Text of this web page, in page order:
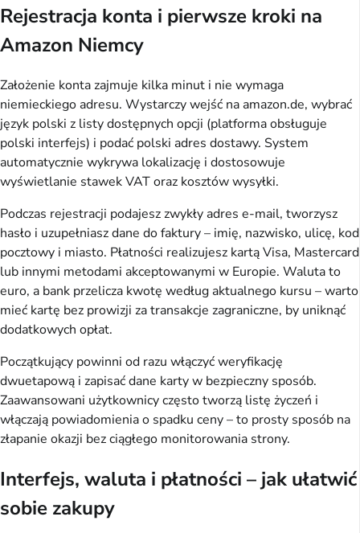
Rejestracja konta i pierwsze kroki na
Amazon Niemcy
Założenie konta zajmuje kilka minut i nie wymaga
niemieckiego adresu. Wystarczy wejść na amazon.de, wybrać
język polski z listy dostępnych opcji (platforma obsługuje
polski interfejs) i podać polski adres dostawy. System
automatycznie wykrywa lokalizację i dostosowuje
wyświetlanie stawek VAT oraz kosztów wysyłki.
Podczas rejestracji podajesz zwykły adres e-mail, tworzysz
hasło i uzupełniasz dane do faktury – imię, nazwisko, ulicę, kod
pocztowy i miasto. Płatności realizujesz kartą Visa, Mastercard
lub innymi metodami akceptowanymi w Europie. Waluta to
euro, a bank przelicza kwotę według aktualnego kursu – warto
mieć kartę bez prowizji za transakcje zagraniczne, by uniknąć
dodatkowych opłat.
Początkujący powinni od razu włączyć weryfikację
dwuetapową i zapisać dane karty w bezpieczny sposób.
Zaawansowani użytkownicy często tworzą listę życzeń i
włączają powiadomienia o spadku ceny – to prosty sposób na
złapanie okazji bez ciągłego monitorowania strony.
Interfejs, waluta i płatności – jak ułatwić
sobie zakupy